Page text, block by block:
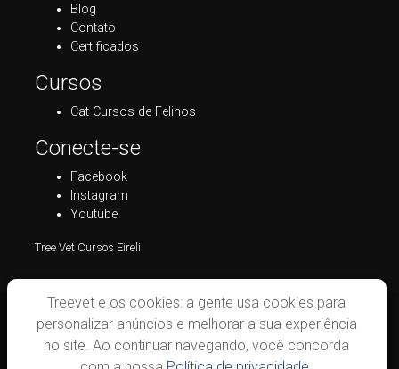
Blog
Contato
Certificados
Cursos
Cat Cursos de Felinos
Conecte-se
Facebook
Instagram
Youtube
Tree Vet Cursos Eireli
Treevet e os cookies: a gente usa cookies para
personalizar anúncios e melhorar a sua experiência
no site. Ao continuar navegando, você concorda